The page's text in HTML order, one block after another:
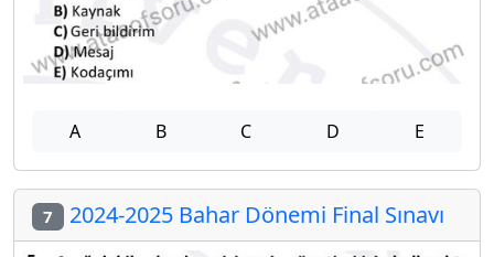
A B C D E
7 2024-2025 Bahar Dönemi Final Sınavı